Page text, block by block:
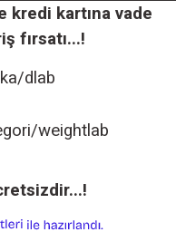
kredi kartına vade
fırsatı...!
dlab
weightlab
e-